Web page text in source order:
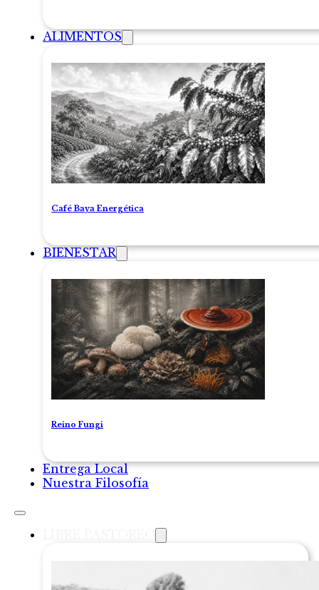
ALIMENTOS
Café Baya Energética
BIENESTAR
Reino Fungi
Entrega Local
Nuestra Filosofía